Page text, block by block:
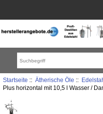
Startseite :: Ätherische Öle ::
Plus horizontal mit 10,5 l Wasser /